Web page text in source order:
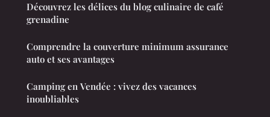
Découvrez les délices du blog culinaire de café
grenadine
Comprendre la couverture minimum assurance
auto et ses avantages
Camping en Vendée : vivez des vacances
inoubliables